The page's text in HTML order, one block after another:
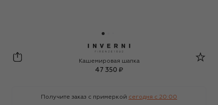
Inverni
Кашемировая шапка
47 350 ₽
Получите заказ с примеркой сегодня c 20:00